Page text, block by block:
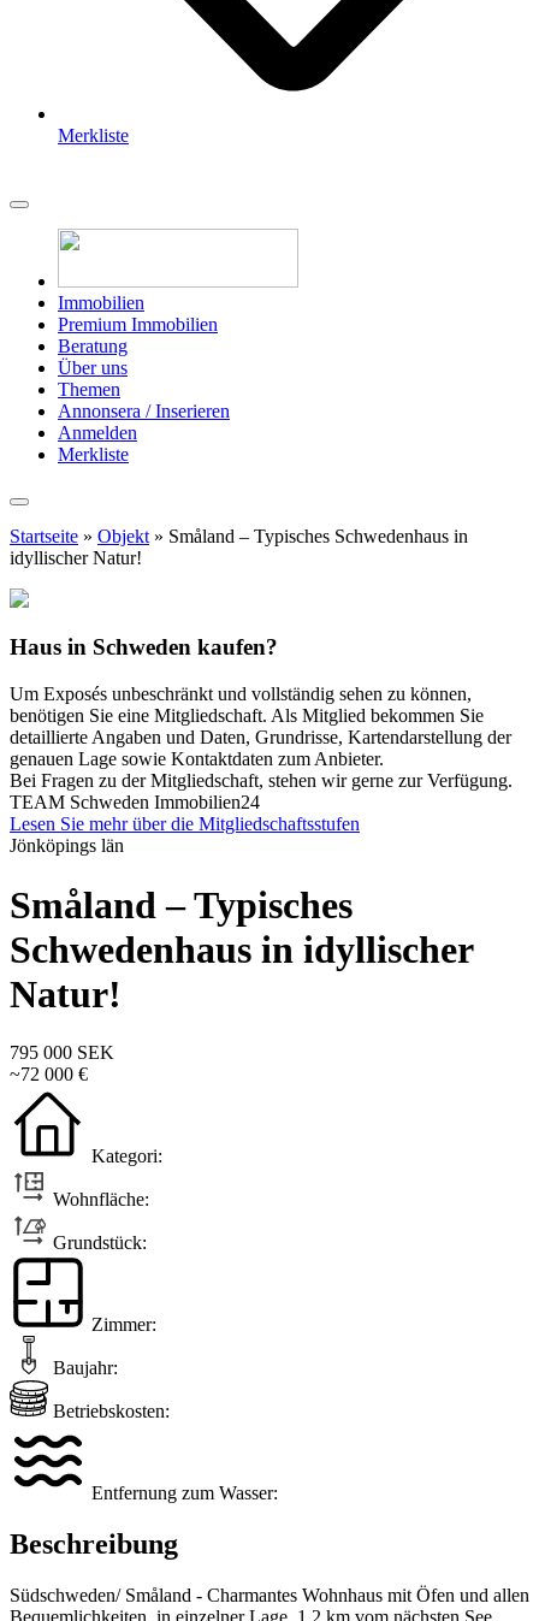
Merkliste
Immobilien
Premium Immobilien
Beratung
Über uns
Themen
Annonsera / Inserieren
Anmelden
Merkliste
Startseite » Objekt » Småland – Typisches Schwedenhaus in
idyllischer Natur!
Haus in Schweden kaufen?
Um Exposés unbeschränkt und vollständig sehen zu können,
benötigen Sie eine Mitgliedschaft. Als Mitglied bekommen Sie
detaillierte Angaben und Daten, Grundrisse, Kartendarstellung der
genauen Lage sowie Kontaktdaten zum Anbieter.
Bei Fragen zu der Mitgliedschaft, stehen wir gerne zur Verfügung.
TEAM Schweden Immobilien24
Lesen Sie mehr über die Mitgliedschaftsstufen
Jönköpings län
Småland – Typisches
Schwedenhaus in idyllischer
Natur!
795 000 SEK
~72 000 €
Kategori:
Wohnfläche:
Grundstück:
Zimmer:
Baujahr:
Betriebskosten:
Entfernung zum Wasser:
Beschreibung
Südschweden/ Småland - Charmantes Wohnhaus mit Öfen und allen
Bequemlichkeiten, in einzelner Lage, 1.2 km vom nächsten See.